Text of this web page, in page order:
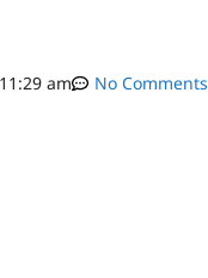
11:29 am No Comments